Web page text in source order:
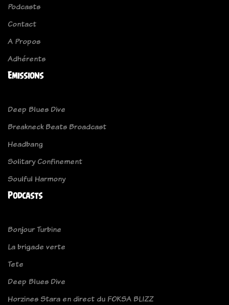
Podcasts
Contact
A Propos
Adhérents
Emissions
Deep Blues Dive
Breakneck Beats Broadcast
Headbang
Solitary Confinement
Soulful Harmony
Podcasts
Bonjour Turbine
La brigade verte
Tete
Deep Blues Dive
Horzines Stara en direct du FOKSA BLIZZ